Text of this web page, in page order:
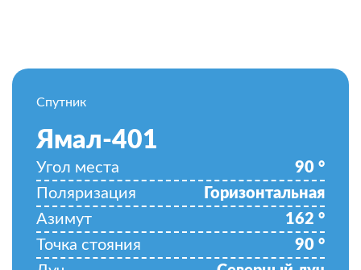
Спутник
Ямал-401
Угол места 90 °
Поляризация
Горизонтальная
Азимут
162 °
Точка стояния
90 °